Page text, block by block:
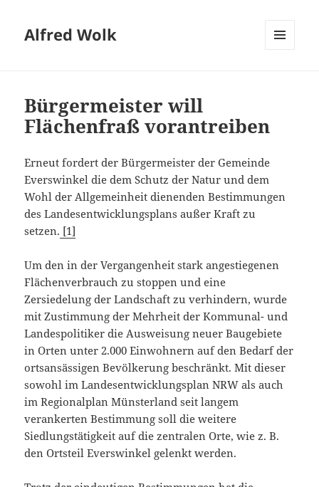
Alfred Wolk
Bürgermeister will
Flächenfraß vorantreiben
Erneut fordert der Bürgermeister der Gemeinde
Everswinkel die dem Schutz der Natur und dem
Wohl der Allgemeinheit dienenden Bestimmungen
des Landesentwicklungsplans außer Kraft zu
setzen. [1]
Um den in der Vergangenheit stark angestiegenen
Flächenverbrauch zu stoppen und eine
Zersiedelung der Landschaft zu verhindern, wurde
mit Zustimmung der Mehrheit der Kommunal- und
Landespolitiker die Ausweisung neuer Baugebiete
in Orten unter 2.000 Einwohnern auf den Bedarf der
ortsansässigen Bevölkerung beschränkt. Mit dieser
sowohl im Landesentwicklungsplan NRW als auch
im Regionalplan Münsterland seit langem
verankerten Bestimmung soll die weitere
Siedlungstätigkeit auf die zentralen Orte, wie z. B.
den Ortsteil Everswinkel gelenkt werden.